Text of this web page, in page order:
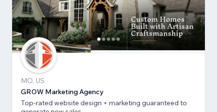
MO, US
GROW Marketing Agency
Top-rated website design + marketing guaranteed to